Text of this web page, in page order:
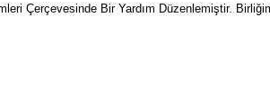
Çerçevesinde Bir Yardım Düzenlemiştir.